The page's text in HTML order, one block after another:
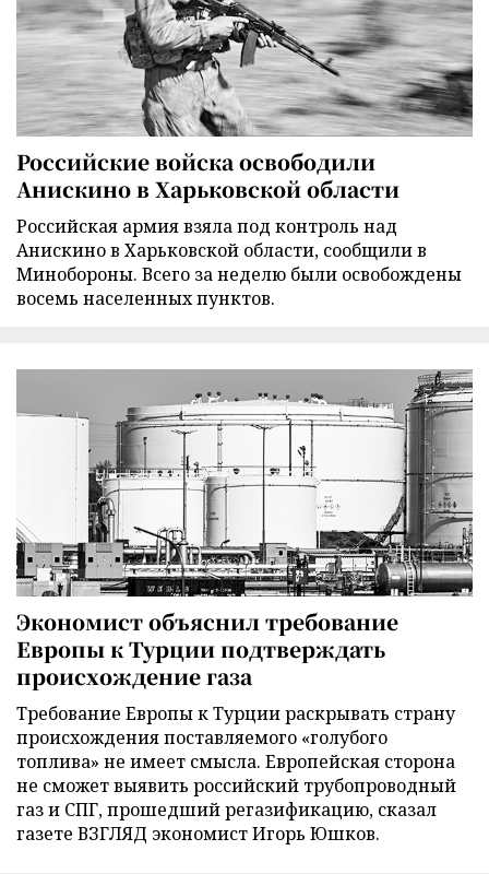
Российские войска освободили
Анискино в Харьковской области
Российская армия взяла под контроль над
Анискино в Харьковской области, сообщили в
Минобороны. Всего за неделю были освобождены
восемь населенных пунктов.
Экономист объяснил требование
Европы к Турции подтверждать
происхождение газа
Требование Европы к Турции раскрывать страну
происхождения поставляемого «голубого
топлива» не имеет смысла. Европейская сторона
не сможет выявить российский трубопроводный
газ и СПГ, прошедший регазификацию, сказал
газете ВЗГЛЯД экономист Игорь Юшков.